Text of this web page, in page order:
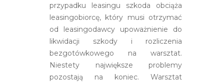
przypadku leasingu szkoda obciąża
leasingobiorcę, który musi otrzymać
od leasingodawcy upoważnienie do
likwidacji szkody i rozliczenia
bezgotówkowego na warsztat.
Niestety największe problemy
pozostają na koniec. Warsztat